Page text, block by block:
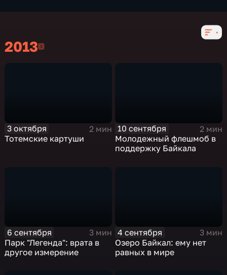
20132013
3 октября
2 мин
Тотемские картуши
10 сентября
2 мин
Молодежный флешмоб в
поддержку Байкала
6 сентября
3 мин
Парк "Легенда": врата в
другое измерение
4 сентября
3 мин
Озеро Байкал: ему нет
равных в мире